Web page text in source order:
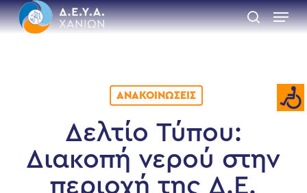
Skip
to
main
search
Menu
ΑΝΑΚΟΙΝΏΣΕΙΣ
Δελτίο Τύπου:
Διακοπή νερού στην
περιοχή της Δ.Ε.